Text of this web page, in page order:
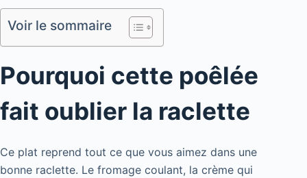
Voir le sommaire
Pourquoi cette poêlée
fait oublier la raclette
Ce plat reprend tout ce que vous aimez dans une
bonne raclette. Le fromage coulant, la crème qui